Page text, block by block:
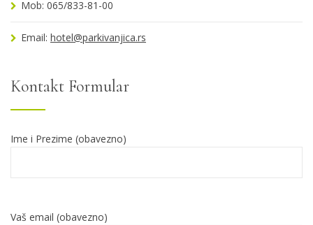
Mob: 065/833-81-00
Email: hotel@parkivanjica.rs
Kontakt Formular
Ime i Prezime (obavezno)
Vaš email (obavezno)